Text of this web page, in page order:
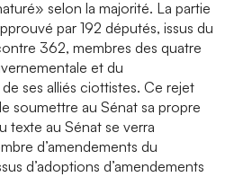
selon la majorité. La partie
par 192 députés, issus du
362, membres des quatre
et du
ses alliés ciottistes. Ce rejet
soumettre au Sénat sa propre
texte au Sénat se verra
d’amendements du
d’adoptions d’amendements